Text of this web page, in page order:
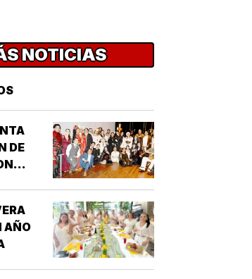
NOTICIAS
DE
AÑO